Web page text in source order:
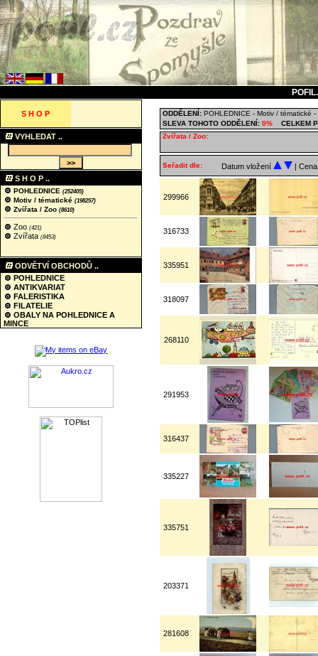
S H O P
VYHLEDAT ..
S H O P ..
POHLEDNICE (252405)
Motiv / tématické (198257)
Zvířata / Zoo (8610)
Zoo (421)
Zvířata (8453)
ODVĚTVÍ OBCHODŮ ..
POHLEDNICE
ANTIKVARIAT
FALERISTIKA
FILATELIE
OBALY NA POHLEDNICE A
MINCE
ODDĚLENÍ: POHLEDNICE - Motiv / tématické -
SLEVA TOHOTO ODDĚLENÍ: 0%
CELKEM
Zvířata / Zoo:
Seřadit dle: Datum vložení |
299966
316733
335951
318097
268110
291953
316437
335227
335751
203371
281608